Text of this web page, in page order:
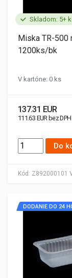
Skladom: 5+
Kód: Z892000101
Miska TR-500
1200ks/bk
V kartóne: 0 ks
137.31 EUR
111.63 EUR bez DPH
Do
DODANIE DO 24